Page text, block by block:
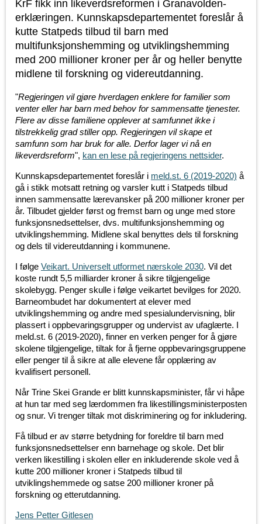
KrF fikk inn likeverdsreformen i Granavolden-
erklæringen. Kunnskapsdepartementet foreslår å
kutte Statpeds tilbud til barn med
multifunksjonshemming og utviklingshemming
med 200 millioner kroner per år og heller benytte
midlene til forskning og videreutdanning.
"Regjeringen vil gjøre hverdagen enklere for familier som
venter eller har barn med behov for sammensatte tjenester.
Flere av disse familiene opplever at samfunnet ikke i
tilstrekkelig grad stiller opp. Regjeringen vil skape et
samfunn som har bruk for alle. Derfor lager vi nå en
likeverdsreform", kan en lese på regjeringens nettsider.
Kunnskapsdepartementet foreslår i meld.st. 6 (2019-2020) å
gå i stikk motsatt retning og varsler kutt i Statpeds tilbud
innen sammensatte lærevansker på 200 millioner kroner per
år. Tilbudet gjelder først og fremst barn og unge med store
funksjonsnedsettelser, dvs. multifunksjonshemming og
utviklingshemming. Midlene skal benyttes dels til forskning
og dels til videreutdanning i kommunene.
I følge Veikart. Universelt utformet nærskole 2030. Vil det
koste rundt 5,5 milliarder kroner å sikre tilgjengelige
skolebygg. Penger skulle i følge veikartet bevilges for 2020.
Barneombudet har dokumentert at elever med
utviklingshemming og andre med spesialundervisning, blir
plassert i oppbevaringsgrupper og undervist av ufaglærte. I
meld.st. 6 (2019-2020), finner en verken penger for å gjøre
skolene tilgjengelige, tiltak for å fjerne oppbevaringsgruppene
eller penger til å sikre at alle elevene får opplæring av
kvalifisert personell.
Når Trine Skei Grande er blitt kunnskapsminister, får vi håpe
at hun tar med seg lærdommen fra likestillingsministerposten
og snur. Vi trenger tiltak mot diskriminering og for inkludering.
Få tilbud er av større betydning for foreldre til barn med
funksjonsnedsettelser enn barnehage og skole. Det blir
verken likestilling i skolen eller en inkluderende skole ved å
kutte 200 millioner kroner i Statpeds tilbud til
utviklingshemmede og satse 200 millioner kroner på
forskning og etterutdanning.
Jens Petter Gitlesen